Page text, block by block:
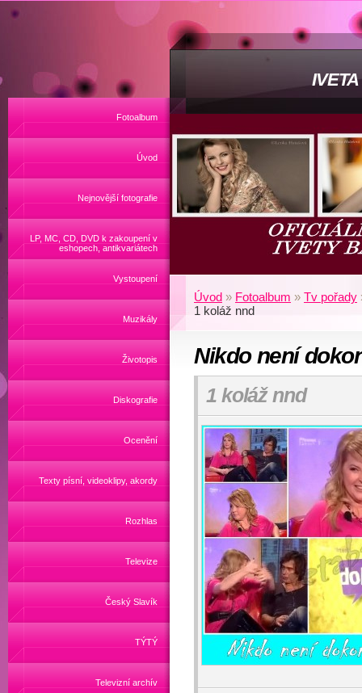
Fotoalbum
Úvod
Nejnovější fotografie
LP, MC, CD, DVD k zakoupení v
eshopech, antikvariátech
Vystoupení
Muzikály
Životopis
Diskografie
Ocenění
Texty písní, videoklipy, akordy
Rozhlas
Televize
Český Slavík
TÝTÝ
Televizní archív
Úvod » Fotoalbum » Tv pořady
1 koláž nnd
Nikdo není
1 koláž nnd